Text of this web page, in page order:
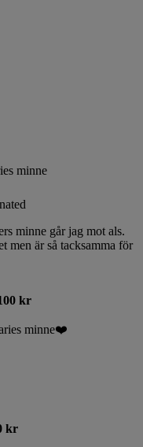
minne
minne går jag mot als.
men är så tacksamma för
kr
minne❤️
kr